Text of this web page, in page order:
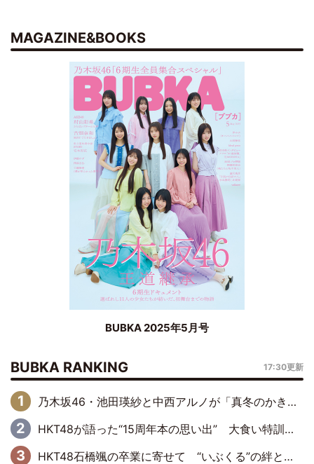
MAGAZINE&BOOKS
BUBKA 2025年5月号
BUBKA RANKING 17:30更新
乃木坂46・池田瑛紗と中西アルノが「真冬のかき氷」騒動で火花散らす！ 因縁の裏にあるのは、逆境をともに“凌”ぐ似た者同士の絆
HKT48が語った“15周年本の思い出” 大食い特訓・守護霊企画・制服グラビア…盛りだくさんの裏話
HKT48石橋颯の卒業に寄せて “いぶくる”の絆と後輩・龍頭綺音の決意